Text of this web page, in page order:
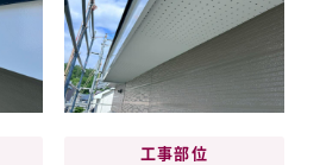
工事部位